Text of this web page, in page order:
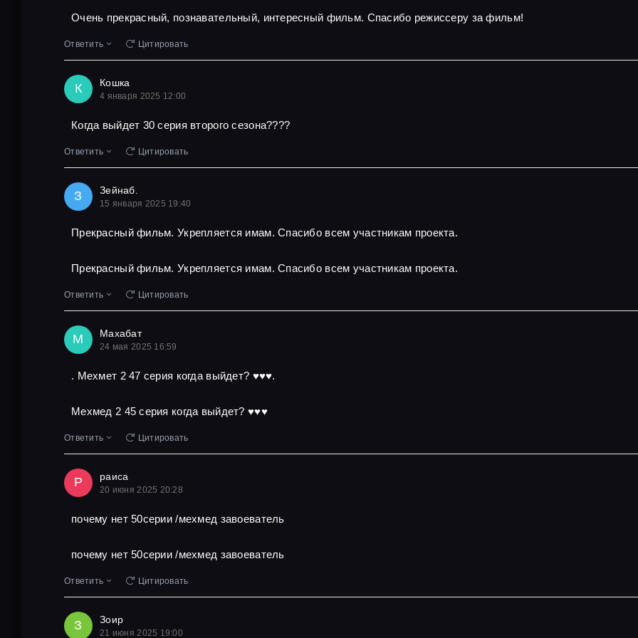
Очень прекрасный, познавательный, интересный фильм. Спасибо режиссеру за фильм!
Ответить Цитировать
К Кошка
4 января 2025 12:00
Когда выйдет 30 серия второго сезона????
Ответить Цитировать
З Зейнаб.
15 января 2025 19:40
Прекрасный фильм. Укрепляется имам. Спасибо всем участникам проекта.
Прекрасный фильм. Укрепляется имам. Спасибо всем участникам проекта.
Ответить Цитировать
М Махабат
24 мая 2025 16:59
. Мехмет 2 47 серия когда выйдет? ♥️♥️♥️.
Мехмед 2 45 серия когда выйдет? ♥️♥️♥️
Ответить Цитировать
Р раиса
20 июня 2025 20:28
почему нет 50серии /мехмед завоеватель
почему нет 50серии /мехмед завоеватель
Ответить Цитировать
З Зоир
21 июня 2025 19:00